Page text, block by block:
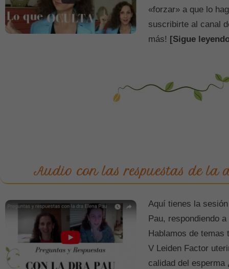
«forzar» a que lo
suscribirte al canal
más! [Sigue
Audio con las respuestas de la
Aquí tienes la
Pau, respondiendo
Hablamos de temas
V Leiden Factor
calidad del esperma